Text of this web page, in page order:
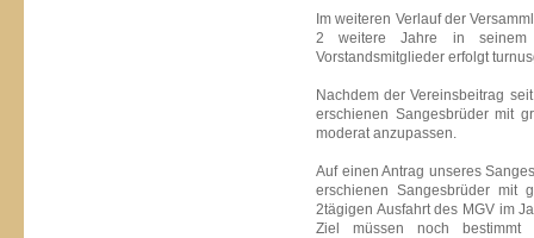
Im weiteren Verlauf der
2 weitere Jahre in seinem
Vorstandsmitglieder erfolgt
Nachdem der Vereinsbeitrag
erschienen Sangesbrüder mit
moderat anzupassen.
Auf einen Antrag unseres
erschienen Sangesbrüder mit
2tägigen Ausfahrt des MGV im
Ziel müssen noch bestimmt